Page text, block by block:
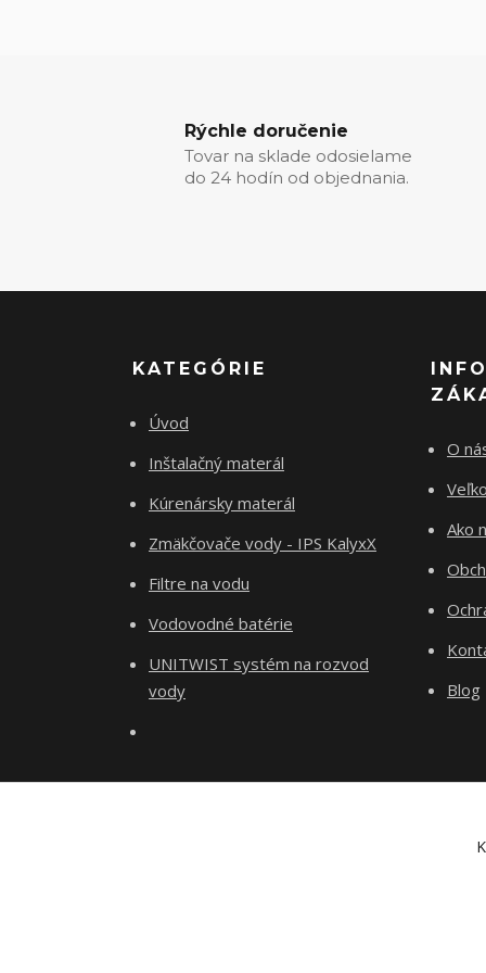
Rýchle doručenie
Tovar na sklade odosielame
do 24 hodín od objednania.
KATEGÓRIE
Úvod
Inštalačný materál
Kúrenársky materál
Zmäkčovače vody - IPS KalyxX
Filtre na vodu
Vodovodné batérie
UNITWIST systém na rozvod
vody
O
Ako
Blog